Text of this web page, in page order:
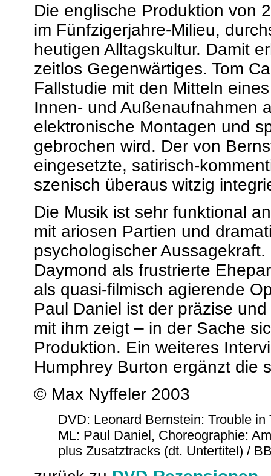
Die englische Produktion von
im Fünfzigerjahre-Milieu,
heutigen Alltagskultur. Damit
zeitlos Gegenwärtiges. Tom
Fallstudie mit den Mitteln
Innen- und Außenaufnahmen
elektronische Montagen und
gebrochen wird. Der von
eingesetzte, satirisch-
szenisch überaus witzig
Die Musik ist sehr funktional
mit ariosen Partien und
psychologischer
Daymond als frustrierte
als quasi-filmisch agierende
Paul Daniel ist der präzise
mit ihm zeigt – in der Sache
Produktion. Ein weiteres
Humphrey Burton ergänzt die
© Max Nyffeler 2003
DVD: Leonard Bernstein: Trouble
ML: Paul Daniel, Choreographie:
plus Zusatztracks (dt. Untertitel) /